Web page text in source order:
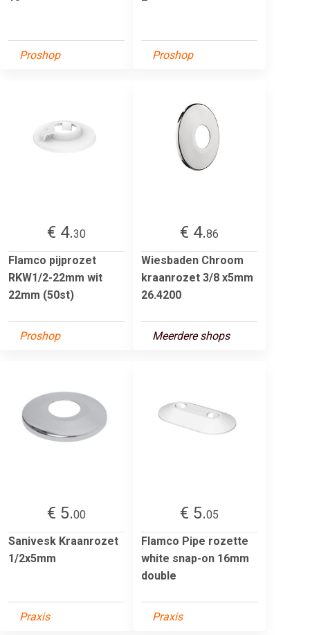
Proshop Proshop
€ 4.30
Flamco pijprozet
RKW1/2-22mm wit
22mm (50st)
Proshop
€ 4.86
Wiesbaden Chroom
kraanrozet 3/8 x5mm
26.4200
Meerdere shops
€ 5.00
Sanivesk Kraanrozet
1/2x5mm
Praxis
€ 5.05
Flamco Pipe rozette
white snap-on 16mm
double
Praxis